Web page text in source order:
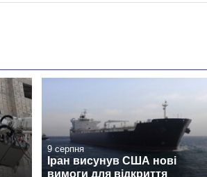
9 серпня
Іран висунув США нові
вимоги для відкриття